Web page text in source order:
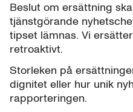
Beslut om ersättning
tjänstgörande
tipset lämnas. Vi
retroaktivt.
Storleken på
dignitet eller hur unik
rapporteringen.